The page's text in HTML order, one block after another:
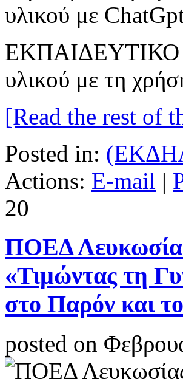
ΕΚΠΑΙΔΕΥΤΙΚΟ
υλικού με τη
[Read the rest of
Posted in:
Actions: E-mail |
20
ΠΟΕΔ
«Τιμώντας τη
στο Παρόν και
posted on